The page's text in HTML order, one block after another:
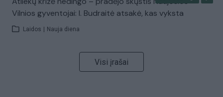
Vilnios gyventojai: I. Budraitė atsakė, kas vyksta
Laidos Nauja diena
Visi įrašai